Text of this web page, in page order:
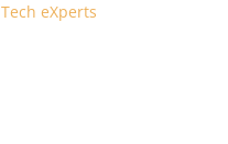
Tech eXperts